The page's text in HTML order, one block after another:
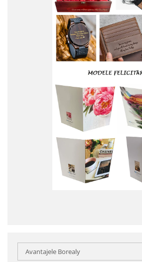
Avantajele Borealy